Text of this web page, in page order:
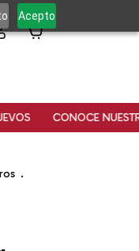
Acepto
0
CONOCE NUESTROS
.